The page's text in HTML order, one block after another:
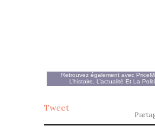
Retrouvez également avec
L’histoire, L’actualité Et La
Tweet